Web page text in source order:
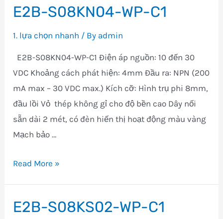
C1
E2B-S08KN04-WP-C1
1. lựa chọn nhanh / By admin
E2B-S08KN04-WP-C1 Điện áp nguồn: 10 đến 30
VDC Khoảng cách phát hiện: 4mm Đầu ra: NPN (200
mA max – 30 VDC max.) Kích cỡ: Hình trụ phi 8mm,
đầu lồi Vỏ thép không gỉ cho độ bền cao Dây nối
sẵn dài 2 mét, có đèn hiến thị hoạt động màu vàng
Mạch bảo …
E2B-
C1
Read More »
E2B-S08KS02-WP-C1